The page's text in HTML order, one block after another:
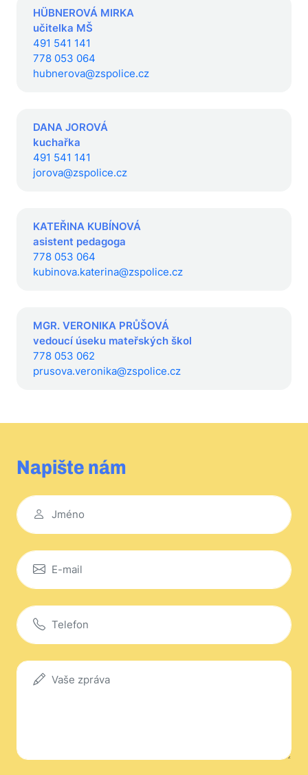
HÜBNEROVÁ MIRKA
učitelka MŠ
491 541 141
778 053 064
hubnerova@zspolice.cz
DANA JOROVÁ
kuchařka
491 541 141
jorova@zspolice.cz
KATEŘINA KUBÍNOVÁ
asistent pedagoga
778 053 064
kubinova.katerina@zspolice.cz
MGR. VERONIKA PRŮŠOVÁ
vedoucí úseku mateřských škol
778 053 062
prusova.veronika@zspolice.cz
Napište nám